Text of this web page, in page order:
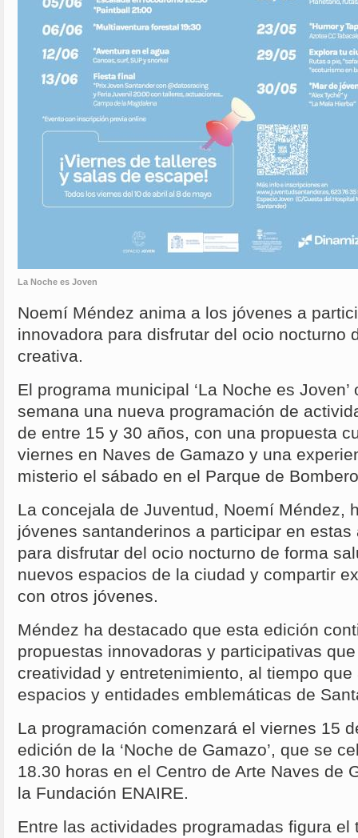
La Noche es Joven
Noemí Méndez anima a los jóvenes a
innovadora para disfrutar del ocio nocturno
creativa.
El programa municipal ‘La Noche es
semana una nueva programación de
de entre 15 y 30 años, con una propuesta
viernes en Naves de Gamazo y una
misterio el sábado en el Parque de
La concejala de Juventud, Noemí Méndez,
jóvenes santanderinos a participar en
para disfrutar del ocio nocturno de forma
nuevos espacios de la ciudad y compartir
con otros jóvenes.
Méndez ha destacado que esta edición
propuestas innovadoras y participativas
creatividad y entretenimiento, al tiempo
espacios y entidades emblemáticas de
La programación comenzará el viernes 15
edición de la ‘Noche de Gamazo’, que se
18.30 horas en el Centro de Arte Naves de
la Fundación ENAIRE.
Entre las actividades programadas figura el